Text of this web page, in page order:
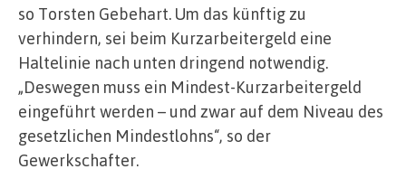
so Torsten Gebehart. Um das künftig zu
verhindern, sei beim Kurzarbeitergeld eine
Haltelinie nach unten dringend notwendig.
„Deswegen muss ein Mindest-Kurzarbeitergeld
eingeführt werden – und zwar auf dem Niveau des
gesetzlichen Mindestlohns“, so der
Gewerkschafter.